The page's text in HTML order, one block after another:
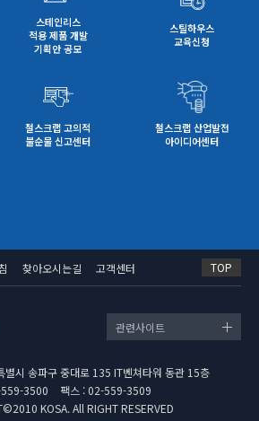
스테인리스
적용 제품 개발
기획안 공모
스틸하우스
교육신청
철스크랩 고의적
불순물 신고센터
철스크랩 산업발전
아이디어센터
찾아오시는길 고객센터
시 송파구 중대로 135 IT벤쳐타워 동관 15층
3500
팩스 : 02-559-3509
KOSA. All RIGHT RESERVED
관련사이트
TOP